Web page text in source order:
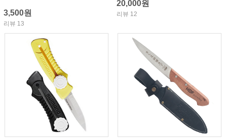
3,500원
리뷰 13
20,000원
리뷰 12